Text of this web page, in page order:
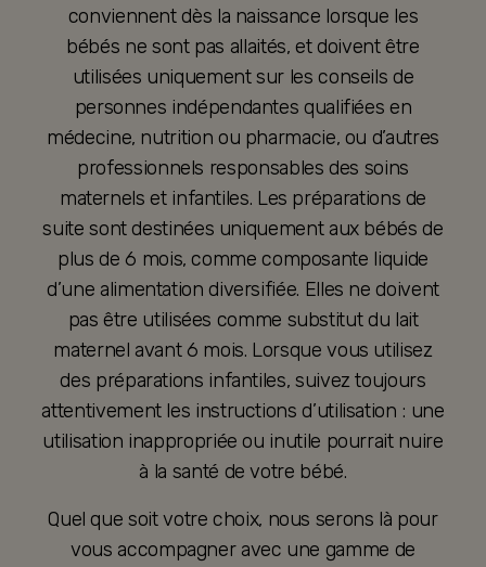
conviennent dès la naissance lorsque les
bébés ne sont pas allaités, et doivent être
utilisées uniquement sur les conseils de
personnes indépendantes qualifiées en
médecine, nutrition ou pharmacie, ou d’autres
professionnels responsables des soins
maternels et infantiles. Les préparations de
suite sont destinées uniquement aux bébés de
plus de 6 mois, comme composante liquide
d’une alimentation diversifiée. Elles ne doivent
pas être utilisées comme substitut du lait
maternel avant 6 mois. Lorsque vous utilisez
des préparations infantiles, suivez toujours
attentivement les instructions d’utilisation : une
utilisation inappropriée ou inutile pourrait nuire
à la santé de votre bébé.
Quel que soit votre choix, nous serons là pour
vous accompagner avec une gamme de